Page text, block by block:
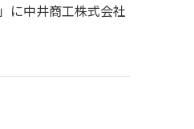
に中井商工株式会社